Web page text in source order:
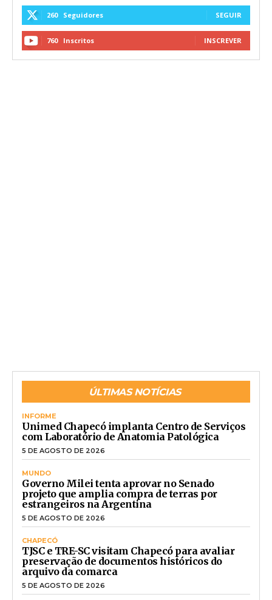
260 Seguidores SEGUIR
760 Inscritos INSCREVER
ÚLTIMAS NOTÍCIAS
INFORME
Unimed Chapecó implanta Centro de Serviços
com Laboratório de Anatomia Patológica
5 DE AGOSTO DE 2026
MUNDO
Governo Milei tenta aprovar no Senado
projeto que amplia compra de terras por
estrangeiros na Argentina
5 DE AGOSTO DE 2026
CHAPECÓ
TJSC e TRE-SC visitam Chapecó para avaliar
preservação de documentos históricos do
arquivo da comarca
5 DE AGOSTO DE 2026